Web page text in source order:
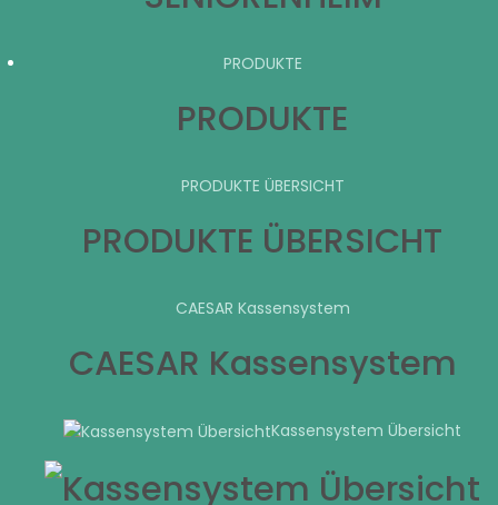
PRODUKTE
PRODUKTE
PRODUKTE ÜBERSICHT
PRODUKTE ÜBERSICHT
CAESAR Kassensystem
CAESAR Kassensystem
Kassensystem Übersicht